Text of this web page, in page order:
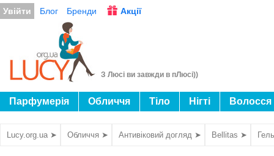
Увійти Блог Бренди Акції
З Люсі ви завжди в пЛюсі))
Парфумерія Обличчя Тіло Нігті Волосся
Lucy.org.ua ➤ Обличчя ➤ Антивіковий догляд ➤ Bellitas ➤